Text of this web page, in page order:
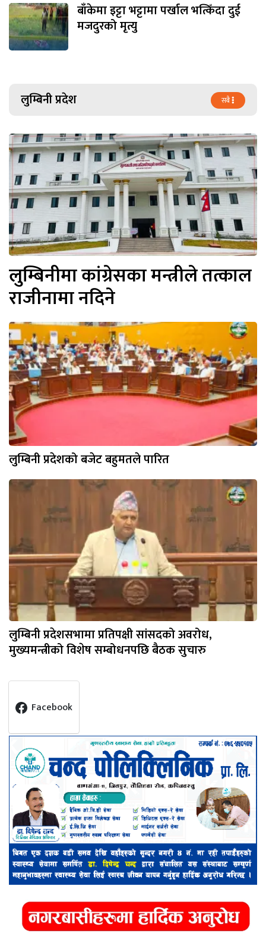
बाँकेमा इट्टा भट्टामा पर्खाल भत्किँदा दुई
मजदुरको मृत्यु
लुम्बिनी प्रदेश सबै
लुम्बिनीमा कांग्रेसका मन्त्रीले तत्काल
राजीनामा नदिने
लुम्बिनी प्रदेशको बजेट बहुमतले पारित
लुम्बिनी प्रदेशसभामा प्रतिपक्षी सांसदको अवरोध,
मुख्यमन्त्रीको विशेष सम्बोधनपछि बैठक सुचारु
Facebook